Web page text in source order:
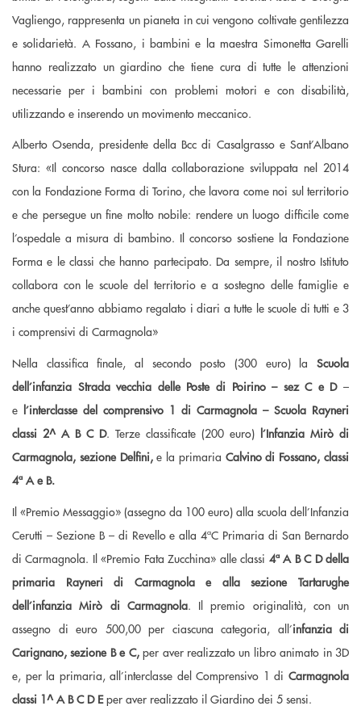
Vagliengo, rappresenta un pianeta in cui vengono coltivate gentilezza
e solidarietà. A Fossano, i bambini e la maestra Simonetta Garelli
hanno realizzato un giardino che tiene cura di tutte le attenzioni
necessarie per i bambini con problemi motori e con disabilità,
utilizzando e inserendo un movimento meccanico.
Alberto Osenda, presidente della Bcc di Casalgrasso e Sant’Albano
Stura: «Il concorso nasce dalla collaborazione sviluppata nel 2014
con la Fondazione Forma di Torino, che lavora come noi sul territorio
e che persegue un fine molto nobile: rendere un luogo difficile come
l’ospedale a misura di bambino. Il concorso sostiene la Fondazione
Forma e le classi che hanno partecipato. Da sempre, il nostro Istituto
collabora con le scuole del territorio e a sostegno delle famiglie e
anche quest’anno abbiamo regalato i diari a tutte le scuole di tutti e 3
i comprensivi di Carmagnola»
Nella classifica finale, al secondo posto (300 euro) la Scuola
dell’infanzia Strada vecchia delle Poste di Poirino – sez C e D–
e l’interclasse del comprensivo 1 di Carmagnola – Scuola Rayneri
classi 2^ A B C D. Terze classificate (200 euro) l’Infanzia Mirò di
Carmagnola, sezione Delfini,e la primaria Calvino di Fossano, classi
4ª A e B.
Il «Premio Messaggio» (assegno da 100 euro) alla scuola dell’Infanzia
Cerutti – Sezione B – di Revello e alla 4ªC Primaria di San Bernardo
di Carmagnola. Il «Premio Fata Zucchina» alle classi 4ª A B C D della
primaria Rayneri di Carmagnola e alla sezione Tartarughe
dell’infanzia Mirò di Carmagnola. Il premio originalità, con un
assegno di euro 500,00 per ciascuna categoria, all’infanzia di
Carignano, sezione B e C,per aver realizzato un libro animato in 3D
e, per la primaria, all’interclasse del Comprensivo 1 di Carmagnola
classi 1^ A B C D Eper aver realizzato il Giardino dei 5 sensi.